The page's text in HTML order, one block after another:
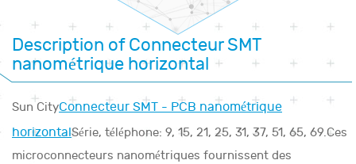
Description of Connecteur SMT
nanométrique horizontal
Sun CityConnecteur SMT - PCB nanométrique
horizontalSérie, téléphone: 9, 15, 21, 25, 31, 37, 51, 65, 69.Ces
microconnecteurs nanométriques fournissent des